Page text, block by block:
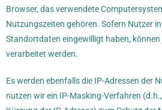
Browser, das verwendete
Nutzungszeiten gehören. Sofern Nutzer
Standortdaten eingewilligt haben,
verarbeitet werden.
Es werden ebenfalls die IP-Adressen der
nutzen wir ein IP-Masking-Verfahren